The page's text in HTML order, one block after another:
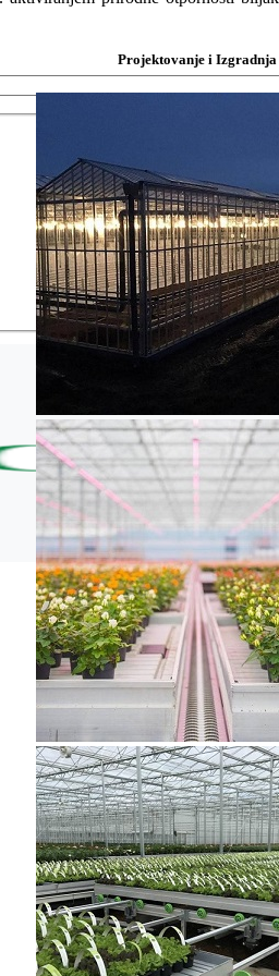
Projektovanje i Izgradnja